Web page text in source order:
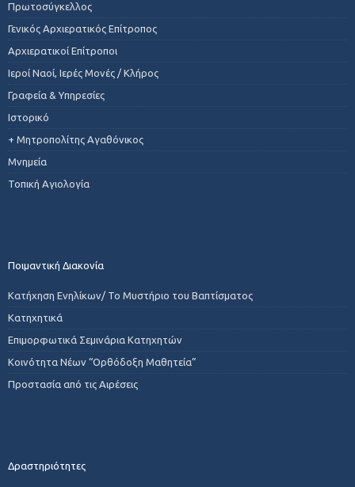
Πρωτοσύγκελλος
Γενικός Αρχιερατικός Επίτροπος
Αρχιερατικοί Επίτροποι
Ιεροί Ναοί, Ιερές Μονές / Κλήρος
Γραφεία & Υπηρεσίες
Ιστορικό
+ Μητροπολίτης Αγαθόνικος
Μνημεία
Τοπική Αγιολογία
Ποιμαντική Διακονία
Κατήχηση Ενηλίκων/ Το Μυστήριο του Βαπτίσματος
Κατηχητικά
Επιμορφωτικά Σεμινάρια Κατηχητών
Κοινότητα Νέων “Ορθόδοξη Μαθητεία”
Προστασία από τις Αιρέσεις
Δραστηριότητες